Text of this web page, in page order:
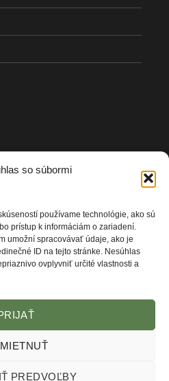
so súbormi
používame technológie, ako sú
prístup k informáciám o zariadení.
umožní spracovávať údaje, ako je
ID na tejto stránke. Nesúhlas
ovplyvniť určité vlastnosti a
PREDVOĽBY
podmienky
PODMIENKY